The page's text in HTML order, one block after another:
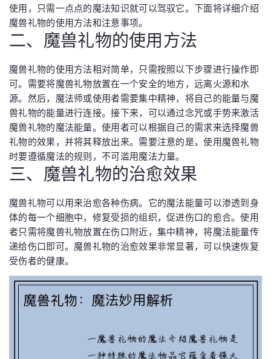
使用，只需一点点的魔法知识就可以驾驭它。下面将详细介绍
魔兽礼物的使用方法和注意事项。
二、魔兽礼物的使用方法
魔兽礼物的使用方法相对简单，只需按照以下步骤进行操作即
可。需要将魔兽礼物放置在一个安全的地方，远离火源和水
源。然后，魔法师或使用者需要集中精神，将自己的能量与魔
兽礼物的能量进行连接。接下来，可以通过念咒或手势来激活
魔兽礼物的魔法能量。使用者可以根据自己的需求来选择魔兽
礼物的效果，并将其释放出来。需要注意的是，使用魔兽礼物
时要遵循魔法的规则，不可滥用魔法力量。
三、魔兽礼物的治愈效果
魔兽礼物可以用来治愈各种伤病。它的魔法能量可以渗透到身
体的每一个细胞中，修复受损的组织，促进伤口的愈合。使用
者只需将魔兽礼物放置在伤口附近，集中精神，将魔法能量传
递给伤口即可。魔兽礼物的治愈效果非常显著，可以快速恢复
受伤者的健康。